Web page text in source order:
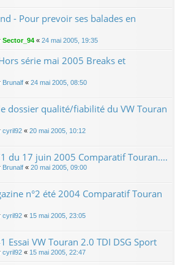
- Pour prevoir ses balades en
Sector_94 « 24 mai 2005, 19:35
série mai 2005 Breaks et
Brunalf « 24 mai 2005, 08:50
dossier qualité/fiabilité du VW Touran
cyril92 « 20 mai 2005, 10:12
du 17 juin 2005 Comparatif Touran....
Brunalf « 20 mai 2005, 09:00
n°2 été 2004 Comparatif Touran
cyril92 « 15 mai 2005, 23:05
Essai VW Touran 2.0 TDI DSG Sport
cyril92 « 15 mai 2005, 22:47